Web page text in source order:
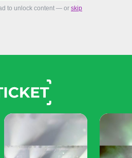
to unlock content — or skip